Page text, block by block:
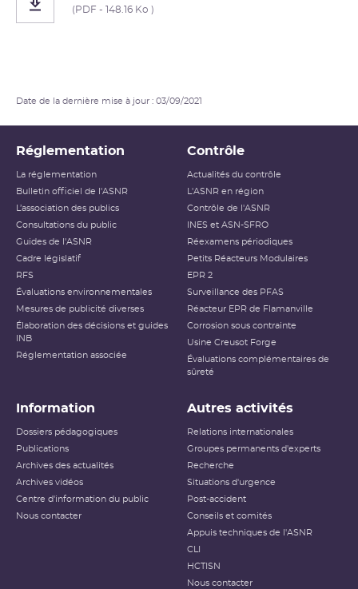
(PDF - 148.16 Ko )
Date de la dernière mise à jour : 03/09/2021
Réglementation
La réglementation
Bulletin officiel de l'ASNR
L’association des publics
Consultations du public
Guides de l'ASNR
Cadre législatif
RFS
Évaluations environnementales
Mesures de publicité diverses
Élaboration des décisions et guides
INB
Réglementation associée
Contrôle
Actualités du contrôle
L'ASNR en région
Contrôle de l'ASNR
INES et ASN-SFRO
Réexamens périodiques
Petits Réacteurs Modulaires
EPR 2
Surveillance des PFAS
Réacteur EPR de Flamanville
Corrosion sous contrainte
Usine Creusot Forge
Évaluations complémentaires de
sûreté
Information
Dossiers pédagogiques
Publications
Archives des actualités
Archives vidéos
Centre d'information du public
Nous contacter
Autres activités
Relations internationales
Groupes permanents d'experts
Recherche
Situations d'urgence
Post-accident
Conseils et comités
Appuis techniques de l'ASNR
CLI
HCTISN
Nous contacter